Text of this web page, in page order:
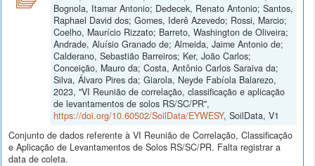
Bognola, Itamar Antonio; Dedecek, Renato Antonio; Santos,
Raphael David dos; Gomes, Iderê Azevedo; Rossi, Marcio;
Coelho, Maurício Rizzato; Barreto, Washington de Oliveira;
Andrade, Aluísio Granado de; Almeida, Jaime Antonio de;
Calderano, Sebastião Barreiros; Ker, João Carlos;
Conceição, Mauro da; Costa, Antônio Carlos Saraiva da;
Silva, Álvaro Pires da; Giarola, Neyde Fabíola Balarezo,
2023, "VI Reunião de correlação, classificação e aplicação
de levantamentos de solos RS/SC/PR",
https://doi.org/10.60502/SoilData/EYWESY, SoilData, V1
Conjunto de dados referente à VI Reunião de Correlação, Classificação
e Aplicação de Levantamentos de Solos RS/SC/PR. Falta registrar a
data de coleta.